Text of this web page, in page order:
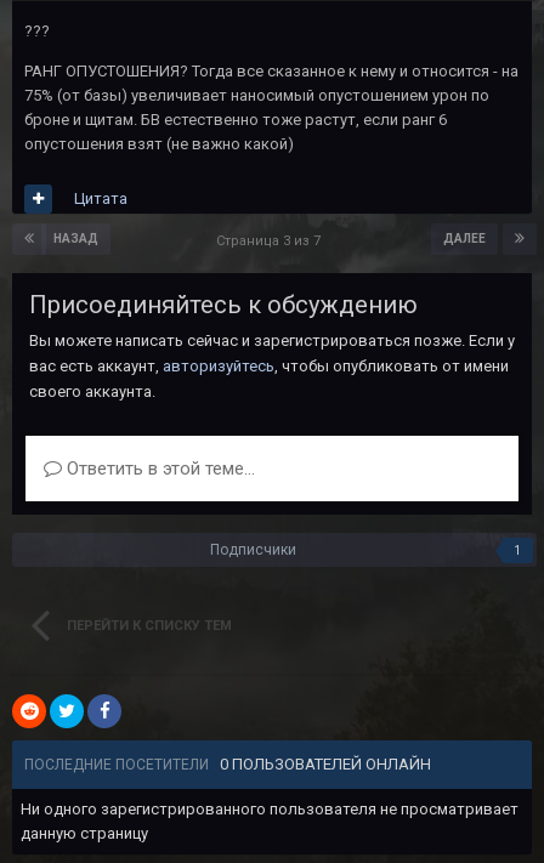
???
РАНГ ОПУСТОШЕНИЯ? Тогда все сказанное к нему и относится - на
75% (от базы) увеличивает наносимый опустошением урон по
броне и щитам. БВ естественно тоже растут, если ранг 6
опустошения взят (не важно какой)
Цитата
НАЗАД ДАЛЕЕ
Страница 3 из 7
Присоединяйтесь к обсуждению
Вы можете написать сейчас и зарегистрироваться позже. Если у
вас есть аккаунт, авторизуйтесь, чтобы опубликовать от имени
своего аккаунта.
Ответить в этой теме...
Подписчики 1
ПЕРЕЙТИ К СПИСКУ ТЕМ
ПОСЛЕДНИЕ ПОСЕТИТЕЛИ 0 ПОЛЬЗОВАТЕЛЕЙ ОНЛАЙН
Ни одного зарегистрированного пользователя не просматривает
данную страницу